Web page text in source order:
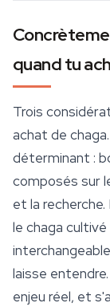
quand tu
Trois
achat de
déterminant :
composés sur
et la
le chaga
laisse
enjeu réel, et